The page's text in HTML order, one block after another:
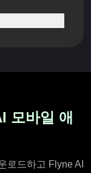
모바일 애
로드하고 Flyne AI